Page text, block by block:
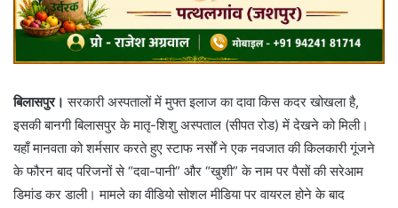
बिलासपुर। सरकारी अस्पतालों में मुफ्त इलाज का दावा किस कदर खोखला है,
इसकी बानगी बिलासपुर के मातृ-शिशु अस्पताल (सीपत रोड) में देखने को मिली।
यहाँ मानवता को शर्मसार करते हुए स्टाफ नर्सों ने एक नवजात की किलकारी गूंजने
के फौरन बाद परिजनों से “दवा-पानी” और “खुशी” के नाम पर पैसों की सरेआम
डिमांड कर डाली। मामले का वीडियो सोशल मीडिया पर वायरल होने के बाद